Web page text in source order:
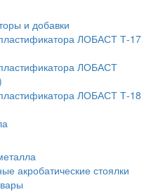
и добавки
ЛОБАСТ Т-17
ЛОБАСТ
ЛОБАСТ Т-18
акробатические стоялки